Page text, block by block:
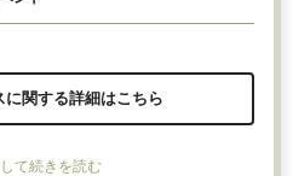
関する詳細はこちら
て続きを読む